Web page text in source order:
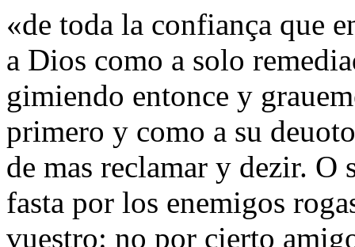
«de toda la confiança que
a Dios como a solo
gimiendo entonce y
primero y como a su
de mas reclamar y dezir. O
fasta por los enemigos
vuestro: no por cierto